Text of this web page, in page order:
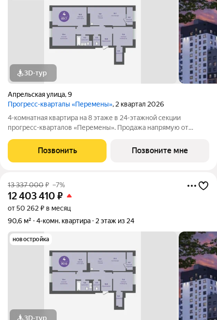
3D-тур
Апрельская улица,9
Прогресс-кварталы «Перемены», 2 квартал 2026
4-комнатная квартира на 8 этаже в 24-этажной секции
прогресс-кварталов «Перемены». Продажа напрямую от
Индивидуальный подбор наиболее выгодного варианта
покупки. Бесплатное сопровождение по
Позвонить Позвоните мне
13 337 000₽ –7%
12 403 410 ₽
от 50 262 ₽ в месяц
90,6 м²
4-комн. квартира 2 этаж из 24
новостройка
3D-тур